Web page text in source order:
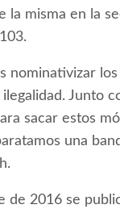
la misma en la
nominativizar
Junto
sacar estos
una
de 2016 se